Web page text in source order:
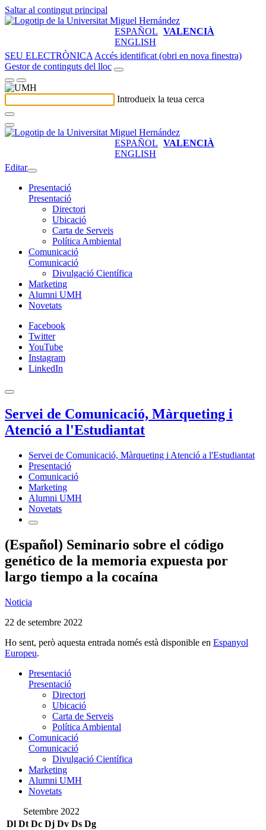
Saltar al contingut principal
ESPAÑOL VALENCIÀ
ENGLISH
SEU ELECTRÒNICA Accés identificat (obri en nova finestra)
Gestor de continguts del lloc
Introdueix la teua cerca
ESPAÑOL VALENCIÀ
ENGLISH
Editar
Presentació
Presentació
Directori
Ubicació
Carta de Serveis
Política Ambiental
Comunicació
Comunicació
Divulgació Científica
Marketing
Alumni UMH
Novetats
Facebook
Twitter
YouTube
Instagram
LinkedIn
Servei de Comunicació, Màrqueting i
Atenció a l'Estudiantat
Servei de Comunicació, Màrqueting i Atenció a l'Estudiantat
Presentació
Comunicació
Marketing
Alumni UMH
Novetats
(Español) Seminario sobre el código
genético de la memoria expuesta por
largo tiempo a la cocaína
Noticia
22 de setembre 2022
Ho sent, però aquesta entrada només està disponible en Espanyol
Europeu.
Presentació
Presentació
Directori
Ubicació
Carta de Serveis
Política Ambiental
Comunicació
Comunicació
Divulgació Científica
Marketing
Alumni UMH
Novetats
Setembre 2022
Dl Dt Dc Dj Dv Ds Dg